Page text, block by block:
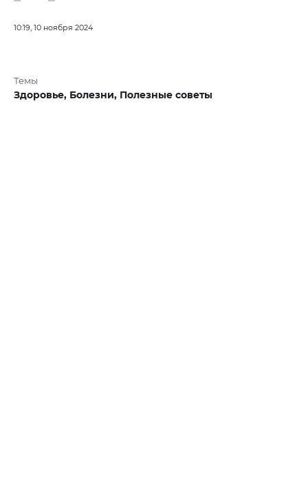
10:19, 10 ноября 2024
Темы
Здоровье, Болезни, Полезные советы